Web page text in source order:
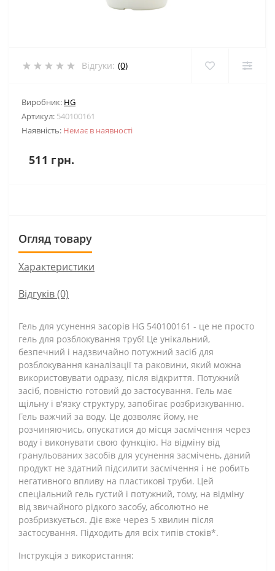
Відгуки: (0)
Виробник: HG
Артикул: 540100161
Наявність: Немає в наявності
511 грн.
Огляд товару
Характеристики
Відгуків (0)
Гель для усунення засорів HG 540100161 - це не просто
гель для розблокування труб! Це унікальний,
безпечний і надзвичайно потужний засіб для
розблокування каналізації та раковини, який можна
використовувати одразу, після відкриття. Потужний
засіб, повністю готовий до застосування. Гель має
щільну і в'язку структуру, запобігає розбризкуванню.
Гель важчий за воду. Це дозволяє йому, не
розчиняючись, опускатися до місця засмічення через
воду і виконувати свою функцію. На відміну від
гранульованих засобів для усунення засмічень, даний
продукт не здатний підсилити засмічення і не робить
негативного впливу на пластикові труби. Цей
спеціальний гель густий і потужний, тому, на відміну
від звичайного рідкого засобу, абсолютно не
розбризкується. Діє вже через 5 хвилин після
застосування. Підходить для всіх типів стоків*.
Інструкція з використання: